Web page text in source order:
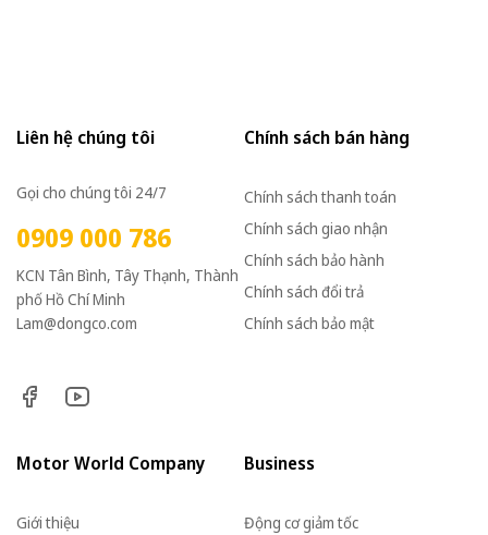
Liên hệ chúng tôi
Gọi cho chúng tôi 24/7
0909 000 786
KCN Tân Bình, Tây Thạnh, Thành
phố Hồ Chí Minh
Lam@dongco.com
Chính sách bán hàng
Chính sách thanh toán
Chính sách giao nhận
Chính sách bảo hành
Chính sách đổi trả
Chính sách bảo mật
Motor World Company
Giới thiệu
Business
Động cơ giảm tốc